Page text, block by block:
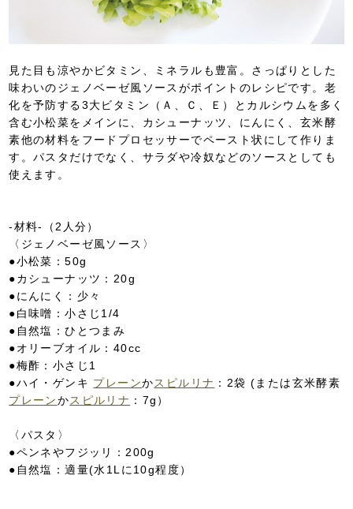
見た目も涼やかビタミン、ミネラルも豊富。さっぱりとした
味わいのジェノベーゼ風ソースがポイントのレシピです。老
化を予防する3大ビタミン（Ａ、Ｃ、Ｅ）とカルシウムを多く
含む小松菜をメインに、カシューナッツ、にんにく、玄米酵
素他の材料をフードプロセッサーでペースト状にして作りま
す。パスタだけでなく、サラダや冷奴などのソースとしても
使えます。
-材料-（2人分）
〈ジェノベーゼ風ソース〉
●小松菜：50g
●カシューナッツ：20g
●にんにく：少々
●白味噌：小さじ1/4
●自然塩：ひとつまみ
●オリーブオイル：40cc
●梅酢：小さじ1
●ハイ・ゲンキ プレーンかスピルリナ ：2袋 (または玄米酵素
プレーンかスピルリナ ：7g）
〈パスタ〉
●ペンネやフジッリ：200g
●自然塩：適量(水1Lに10g程度）